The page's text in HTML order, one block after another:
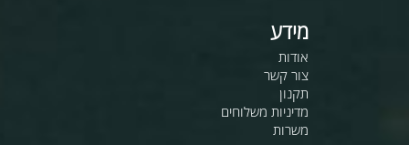
מידע
אודות
צור קשר
תקנון
מדיניות משלוחים
משרות